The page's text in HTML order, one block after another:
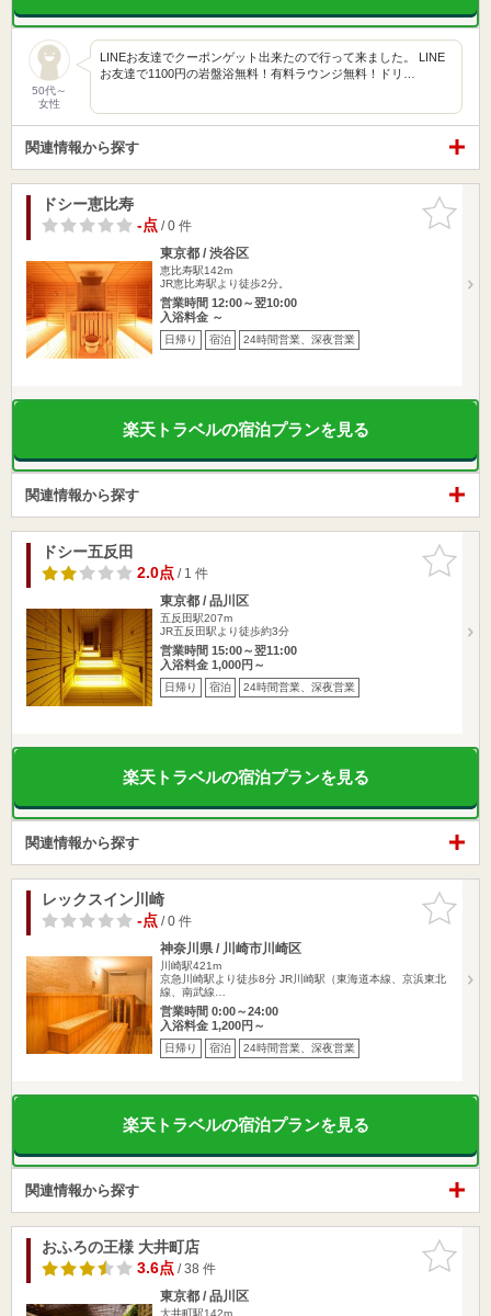
50代～
女性
LINEお友達でクーポンゲット出来たので行って来ました。 LINE
お友達で1100円の岩盤浴無料！有料ラウンジ無料！ドリ…
関連情報から探す
お気に入
りに追加
ドシー恵比寿
-点/ 0 件
東京都 / 渋谷区
恵比寿駅142m
JR恵比寿駅より徒歩2分。
営業時間 12:00～翌10:00
入浴料金 ～
日帰り 宿泊 24時間営業、深夜営業
楽天トラベルの宿泊プランを見る
関連情報から探す
お気に入
りに追加
ドシー五反田
2.0点/ 1 件
東京都 / 品川区
五反田駅207m
JR五反田駅より徒歩約3分
営業時間 15:00～翌11:00
入浴料金 1,000円～
日帰り 宿泊 24時間営業、深夜営業
楽天トラベルの宿泊プランを見る
関連情報から探す
お気に入
りに追加
レックスイン川崎
-点/ 0 件
神奈川県 / 川崎市川崎区
川崎駅421m
京急川崎駅より徒歩8分 JR川崎駅（東海道本線、京浜東北
線、南武線…
営業時間 0:00～24:00
入浴料金 1,200円～
日帰り 宿泊 24時間営業、深夜営業
楽天トラベルの宿泊プランを見る
関連情報から探す
お気に入
りに追加
おふろの王様 大井町店
3.6点/ 38 件
東京都 / 品川区
大井町駅142m